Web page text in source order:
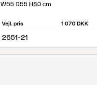
W55 D55 H80 cm
Vejl. pris 1 070 DKK
2651-21